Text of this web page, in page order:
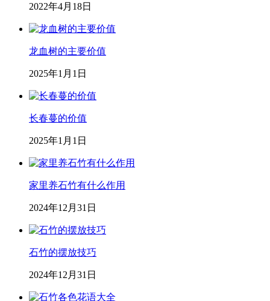
2022年4月18日
龙血树的主要价值
2025年1月1日
长春蔓的价值
2025年1月1日
家里养石竹有什么作用
2024年12月31日
石竹的摆放技巧
2024年12月31日